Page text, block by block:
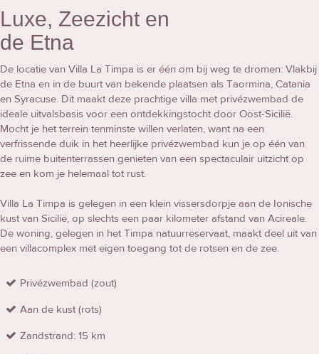
Luxe, Zeezicht en
de Etna
De locatie van Villa La Timpa is er één om bij weg te dromen: Vlakbij
de Etna en in de buurt van bekende plaatsen als Taormina, Catania
en Syracuse. Dit maakt deze prachtige villa met privézwembad de
ideale uitvalsbasis voor een ontdekkingstocht door Oost-Sicilië.
Mocht je het terrein tenminste willen verlaten, want na een
verfrissende duik in het heerlijke privézwembad kun je op één van
de ruime buitenterrassen genieten van een spectaculair uitzicht op
zee en kom je helemaal tot rust.
Villa La Timpa is gelegen in een klein vissersdorpje aan de Ionische
kust van Sicilië, op slechts een paar kilometer afstand van Acireale.
De woning, gelegen in het Timpa natuurreservaat, maakt deel uit van
een villacomplex met eigen toegang tot de rotsen en de zee.
Privézwembad (zout)
Aan de kust (rots)
Zandstrand: 15 km